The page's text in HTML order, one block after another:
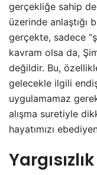
gerçekliğe sahip
üzerinde anlaştığı
gerçekte, sadece
kavram olsa da,
değildir. Bu,
gelecekle ilgili
uygulamamaz
alışma suretiyle
hayatımızı